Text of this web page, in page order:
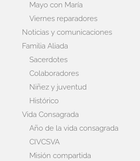
Mayo con María
Viernes reparadores
Noticias y comunicaciones
Familia Aliada
Sacerdotes
Colaboradores
Niñez y juventud
Histórico
Vida Consagrada
Año de la vida consagrada
CIVCSVA
Misión compartida